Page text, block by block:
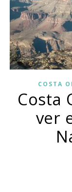
COSTA
Costa
ver